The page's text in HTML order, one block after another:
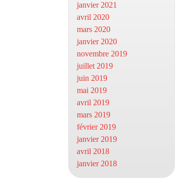
janvier 2021
avril 2020
mars 2020
janvier 2020
novembre 2019
juillet 2019
juin 2019
mai 2019
avril 2019
mars 2019
février 2019
janvier 2019
avril 2018
janvier 2018